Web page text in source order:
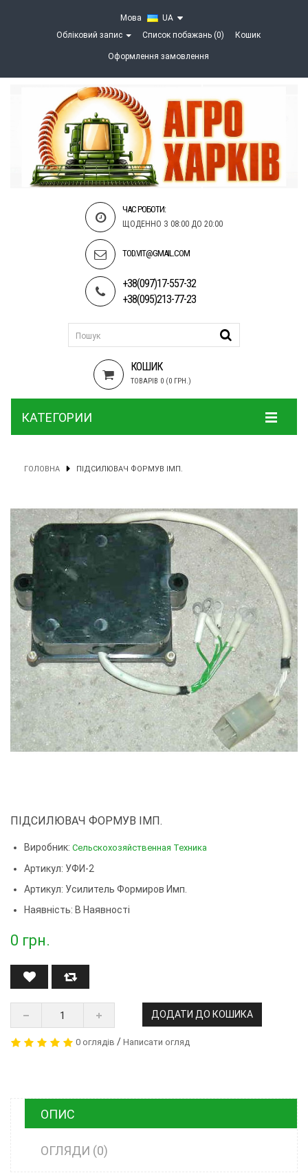
Мова
UA
Обліковий запис
Список побажань (0) Кошик
Оформлення замовлення
ЧАС РОБОТИ:
ЩОДЕННО З 08:00 ДО 20:00
TOD.VIT@GMAIL.COM
+38(097)17-557-32
+38(095)213-77-23
КОШИК
ТОВАРІВ 0 (0 ГРН.)
КАТЕГОРИИ
ГОЛОВНА ПІДСИЛЮВАЧ ФОРМУВ ІМП.
ПІДСИЛЮВАЧ ФОРМУВ ІМП.
Виробник: Сельскохозяйственная Техника
Артикул: УФИ-2
Артикул: Усилитель Формиров Имп.
Наявність: В Наявності
0 грн.
ДОДАТИ ДО КОШИКА
0 оглядів / Написати огляд
ОПИС
ОГЛЯДИ (0)